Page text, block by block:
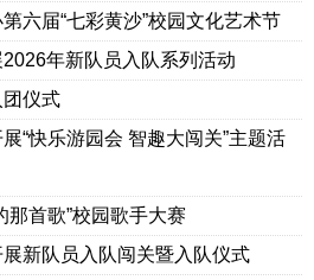
六届“七彩黄沙”校园文化艺术节
年新队员入队系列活动
仪式
“快乐游园会 智趣大闯关”主题活
那首歌”校园歌手大赛
新队员入队闯关暨入队仪式